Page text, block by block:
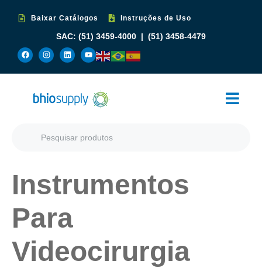
Baixar Catálogos Instruções de Uso
SAC: (51) 3459-4000 (51) 3458-4479
Instrumentos
Para
Videocirurgia